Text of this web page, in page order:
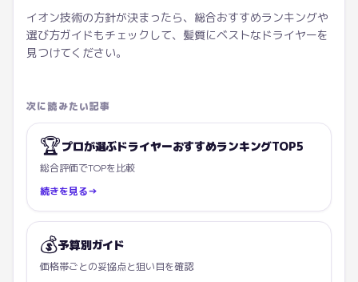
イオン技術の方針が決まったら、総合おすすめランキングや
選び方ガイドもチェックして、髪質にベストなドライヤーを
見つけてください。
次に読みたい記事
🏆プロが選ぶドライヤーおすすめランキングTOP5
総合評価でTOPを比較
続きを見る→
💰予算別ガイド
価格帯ごとの妥協点と狙い目を確認